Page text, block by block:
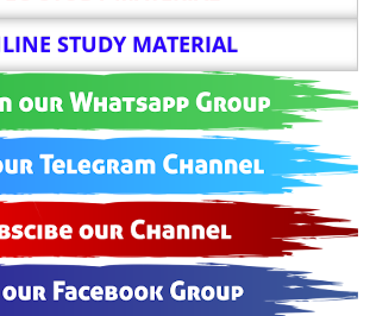
STUDY MATERIAL